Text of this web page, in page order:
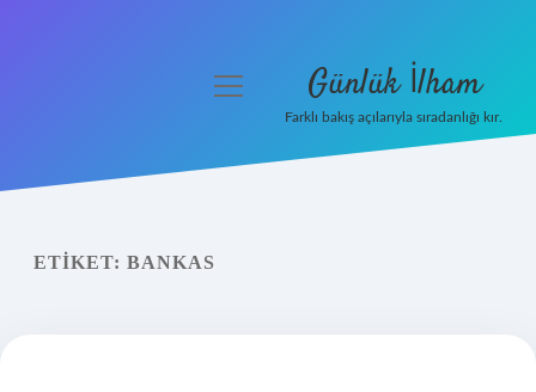
Yasal Uyarı
menüyü
Günlük İlham
Farklı bakış açılarıyla sıradanlığı kır.
ETIKET: BANKAS